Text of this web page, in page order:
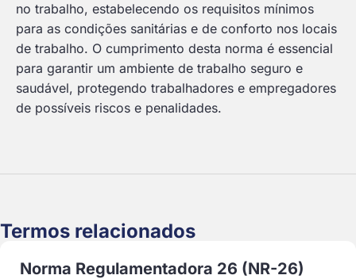
no trabalho, estabelecendo os requisitos mínimos
para as condições sanitárias e de conforto nos locais
de trabalho. O cumprimento desta norma é essencial
para garantir um ambiente de trabalho seguro e
saudável, protegendo trabalhadores e empregadores
de possíveis riscos e penalidades.
Termos relacionados
Norma Regulamentadora 26 (NR-26)